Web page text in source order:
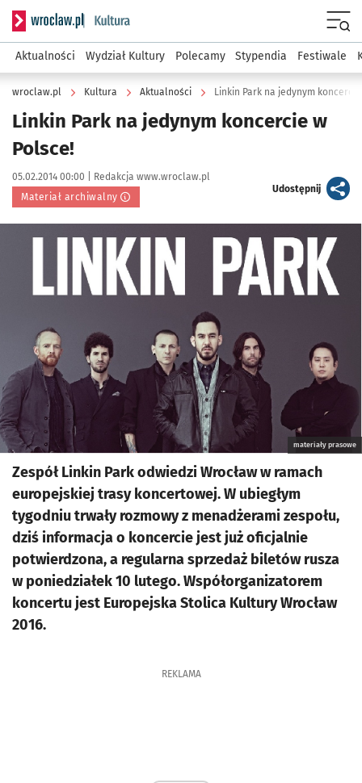
Serwis informacyjny wroclaw.pl podserwis: Kultura
Aktualności Wydział Kultury Polecamy Stypendia Festiwale
wroclaw.pl Kultura Aktualności Linkin Park na jedynym
Linkin Park na jedynym koncercie w
Polsce!
Data publikacji:
05.02.2014 00:00 | Autor:
Redakcja www.wroclaw.pl
Materiał archiwalny
Udostępnijartykuł
materiały prasowe
Zespół Linkin Park odwiedzi Wrocław w ramach
europejskiej trasy koncertowej. W ubiegłym
tygodniu trwały rozmowy z menadżerami zespołu,
dziś informacja o koncercie jest już oficjalnie
potwierdzona, a regularna sprzedaż biletów rusza
w poniedziałek 10 lutego. Współorganizatorem
koncertu jest Europejska Stolica Kultury Wrocław
2016.
REKLAMA